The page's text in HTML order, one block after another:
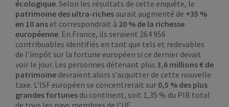
écologique. Selon les résultats de cette enquête, le
patrimoine des ultra-riches aurait augmenté de +35 %
en 10 ans et correspondrait à 20 % de la richesse
européenne. En France, ils seraient 264 956
contribuables identifiés en tant que tels et redevables
de l’impôt sur la fortune européen si ce dernier devait
voir le jour. Les personnes détenant plus 3,6 millions € de
patrimoine devraient alors s’acquitter de cette nouvelle
taxe. L’ISF européen se concentrerait sur 0,5 % des plus
grandes fortunes du continent, soit 1,35 % du PIB total
de tous les pays membres de l’UE.